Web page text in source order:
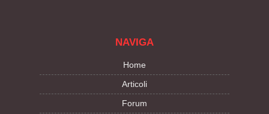
NAVIGA
Home
Articoli
Forum